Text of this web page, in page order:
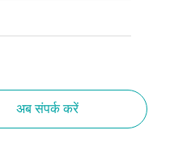
अब संपर्क करें